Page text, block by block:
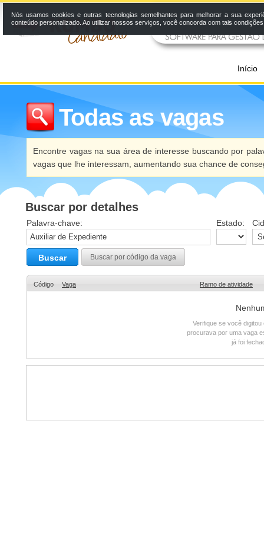
Início
Todas as vagas
Encontre vagas na sua área de interesse buscando por
vagas que lhe interessam, aumentando sua chance de
Buscar por detalhes
Palavra-chave: Estado:
Buscar Buscar por código da vaga
Código Vaga Ramo de atividade
Verifique se você
procurava por uma vaga
já foi
Nós usamos cookies e outras tecnologias semelhantes para melhorar a sua
conteúdo personalizado. Ao utilizar nossos serviços, você concorda com tais